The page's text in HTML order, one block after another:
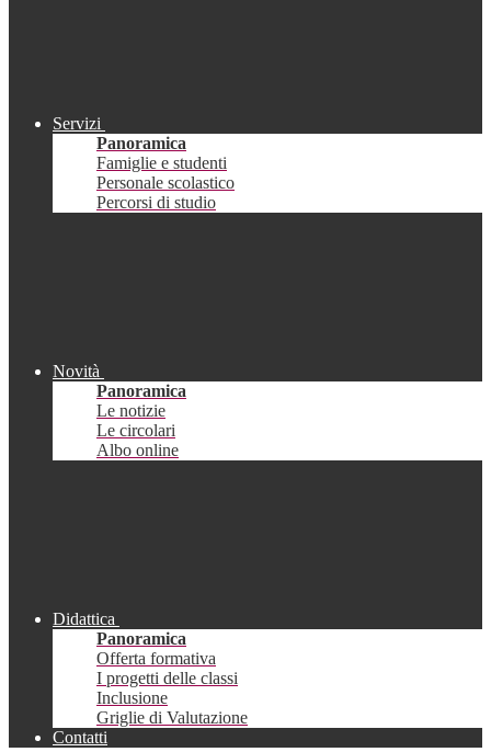
Servizi
Panoramica
Famiglie e studenti
Personale scolastico
Percorsi di studio
Novità
Panoramica
Le notizie
Le circolari
Albo online
Didattica
Panoramica
Offerta formativa
I progetti delle classi
Inclusione
Griglie di Valutazione
Contatti